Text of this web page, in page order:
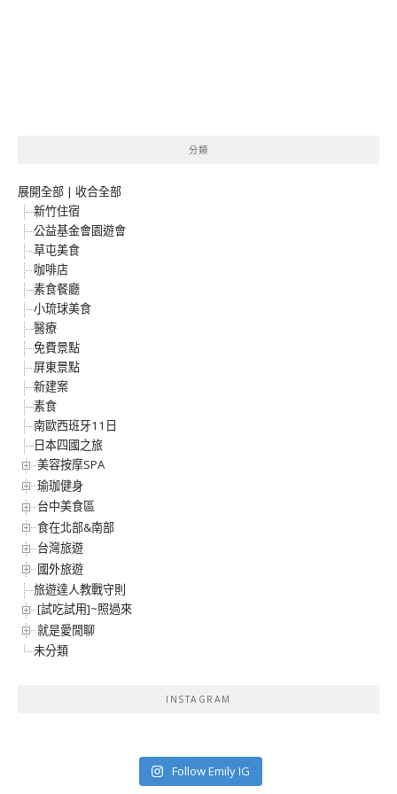
分類
展開全部 | 收合全部
新竹住宿
公益基金會園遊會
草屯美食
咖啡店
素食餐廳
小琉球美食
醫療
免費景點
屏東景點
新建案
素食
南歐西班牙11日
日本四國之旅
美容按摩SPA
瑜珈健身
台中美食區
食在北部&南部
台灣旅遊
國外旅遊
旅遊達人教戰守則
[試吃試用]~照過來
就是愛閒聊
未分類
INSTAGRAM
Follow Emily IG